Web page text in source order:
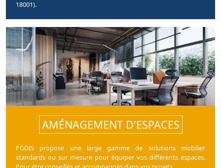
18001).
AMÉNAGEMENT D'ESPACES
PGDIS propose une large gamme de solutions mobilier
standards ou sur mesure pour équiper vos différents espaces.